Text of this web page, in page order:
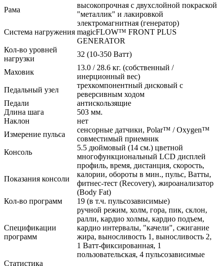
Рама
высокопрочная с двухслойной покраской
"металлик" и лакировкой
Система нагружения
электромагнитная (генератор)
magicFLOW™ FRONT PLUS
GENERATOR
Кол-во уровней
нагрузки
32 (10-350 Ватт)
Маховик
13.0 / 28.6 кг. (собственный /
инерционный вес)
Педальный узел
трехкомпонентный дисковый с
реверсивным ходом
Педали
антискользящие
Длина шага
503 мм.
Наклон
нет
Измерение пульса
сенсорные датчики, Polar™ / Oxygen™
совместимый приемник
Консоль
5.5 дюймовый (14 см.) цветной
многофункциональный LCD дисплей
Показания консоли
профиль, время, дистанция, скорость,
калории, обороты в мин., пульс, Ватты,
фитнес-тест (Recovery), жироанализатор
(Body Fat)
Кол-во программ
19 (в т.ч. пульсозависимые)
Спецификации
программ
ручной режим, холм, гора, пик, склон,
ралли, кардио холмы, кардио подъем,
кардио интервалы, "качели", сжигание
жира, выносливость 1, выносливость 2,
1 Ватт-фиксированная, 1
пользовательская, 4 пульсозависимые
Статистика